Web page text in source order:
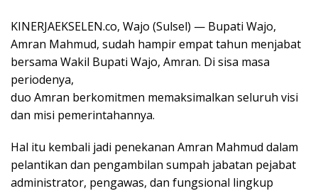
KINERJAEKSELEN.co, Wajo (Sulsel) — Bupati Wajo,
Amran Mahmud, sudah hampir empat tahun menjabat
bersama Wakil Bupati Wajo, Amran. Di sisa masa
periodenya,
duo Amran berkomitmen memaksimalkan seluruh visi
dan misi pemerintahannya.
Hal itu kembali jadi penekanan Amran Mahmud dalam
pelantikan dan pengambilan sumpah jabatan pejabat
administrator, pengawas, dan fungsional lingkup